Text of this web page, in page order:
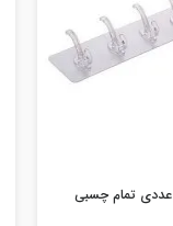
آویز دیواری 6 عددی تمام چسبی